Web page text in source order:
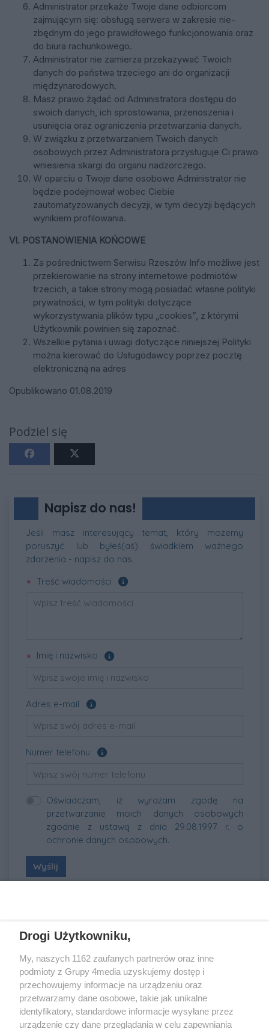
Administrator przekaże Twoje dane odbiorcom
zajmującym się: obsługą serwera w zakresie nie-
zbędnym do jego prawidłowego funkcjonowania oraz
do biura rachunkowego.
Administrator nie zamierza przekazywać Twoich
danych do państwa trzeciego ani do organizacji
międzynarodowych.
Masz prawo żądać od Administratora dostępu do
swoich danych, ich sprostowania, przenoszenia i
usunięcia oraz ograniczenia przetwarzania danych.
W związku z przetwarzaniem Twoich danych
osobowych przez Administratora przysługuje Ci prawo
wniesienia skargi do organu nadzorczego.
W oparciu o Twoje dane osobowe Administrator nie
będzie podejmował wobec Ciebie
zautomatyzowanych decyzji, w tym decyzji będących
wynikiem profilowania.
VI. POSTANOWIENIA KOŃCOWE
Za pośrednictwem Serwisu Rzeszów Info możliwe jest
przekierowanie na strony internetowe podmiotów
trzecich, a takie strony mogą posiadać własne polityki
prywatności, w tym polityki dotyczące
wykorzystywania plików typu „cookies”, z którymi
Użytkownik powinien się zapoznać.
Wszelkie pytania i uwagi dotyczące niniejszej Polityki
można kierować do Usługodawcy poprzez pocztę
elektroniczną na adres
Opublikowano 01.08.2019
Podziel się
Napisz do nas!
Jeśli masz interesujący temat, który możemy
poruszyć lub byłeś(aś) świadkiem ważnego
zdarzenia - napisz do nas.
Treść wiadomości
Pole wymagane
Imię i nazwisko Pole wymagane
Adres e-mail Pole opcjonalne
Numer telefonu Pole opcjonalne
Oświadczam, iż wyrażam zgodę na
przetwarzanie moich danych osobowych
zgodnie z ustawą z dnia 29.08.1997 r. o
ochronie danych osobowych.
Wyślij
Drogi Użytkowniku,
My, naszych 1162 zaufanych partnerów oraz inne
podmioty z Grupy 4media uzyskujemy dostęp i
przechowujemy informacje na urządzeniu oraz
przetwarzamy dane osobowe, takie jak unikalne
identyfikatory, standardowe informacje wysyłane przez
urządzenie czy dane przeglądania w celu zapewniania